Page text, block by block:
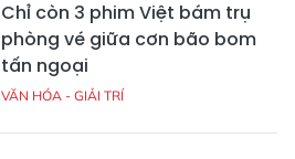
Chỉ còn 3 phim Việt bám trụ
phòng vé giữa cơn bão bom
tấn ngoại
VĂN HÓA - GIẢI TRÍ